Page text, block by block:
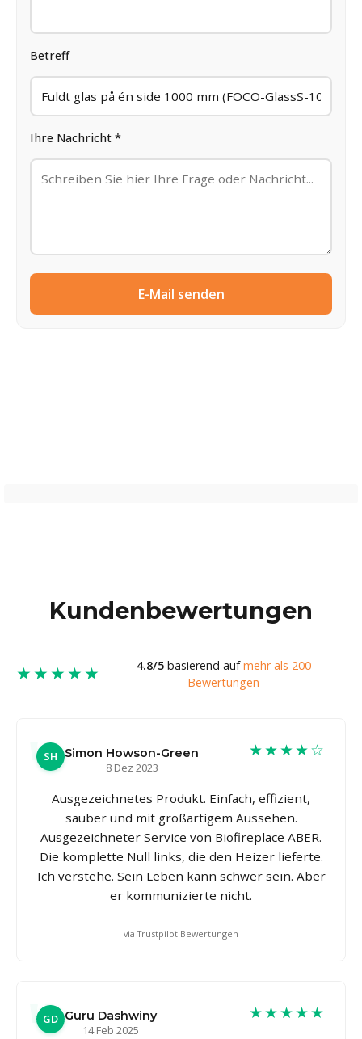
Betreff
Ihre Nachricht *
E-Mail senden
Kundenbewertungen
★★★★★ 4.8/5basierend aufmehr als 200
Bewertungen
SH Simon Howson-Green
8 Dez 2023
★★★★☆
Ausgezeichnetes Produkt. Einfach, effizient,
sauber und mit großartigem Aussehen.
Ausgezeichneter Service von Biofireplace ABER.
Die komplette Null links, die den Heizer lieferte.
Ich verstehe. Sein Leben kann schwer sein. Aber
er kommunizierte nicht.
via Trustpilot Bewertungen
GD Guru Dashwiny
14 Feb 2025
★★★★★